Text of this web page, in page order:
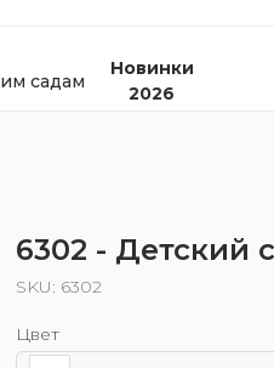
садам
Новинки
2026
6302 - Детский
SKU: 6302
Цвет